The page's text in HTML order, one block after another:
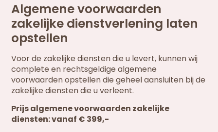
Algemene voorwaarden
zakelijke dienstverlening laten
opstellen
Voor de zakelijke diensten die u levert, kunnen wij
complete en rechtsgeldige algemene
voorwaarden opstellen die geheel aansluiten bij de
zakelijke diensten die u verleent.
Prijs algemene voorwaarden zakelijke
diensten: vanaf € 399,-